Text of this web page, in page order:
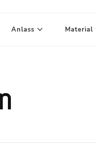
Anlass Material